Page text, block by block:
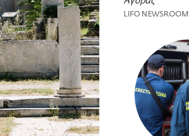
LIFO NEWSROOM